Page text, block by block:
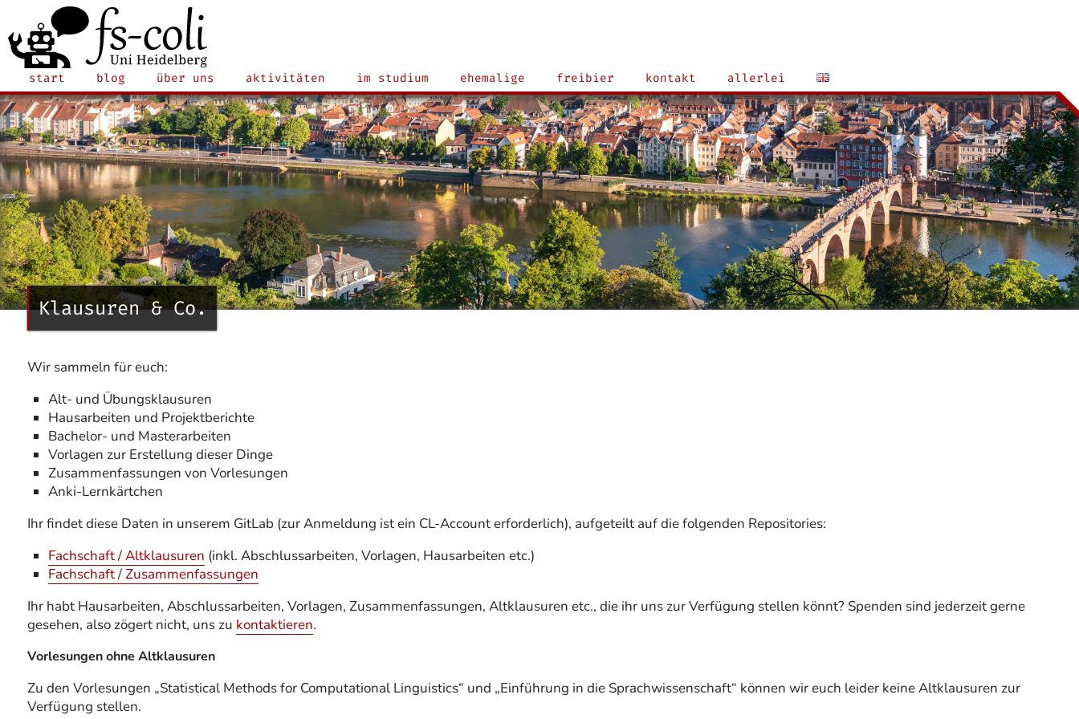
start blog über uns aktivitäten im studium ehemalige freibier kontakt allerlei
Klausuren & Co.
Wir sammeln für euch:
Alt- und Übungsklausuren
Hausarbeiten und Projektberichte
Bachelor- und Masterarbeiten
Vorlagen zur Erstellung dieser Dinge
Zusammenfassungen von Vorlesungen
Anki-Lernkärtchen
Ihr findet diese Daten in unserem GitLab (zur Anmeldung ist ein CL-Account erforderlich), aufgeteilt auf die folgenden Repositories:
Fachschaft / Altklausuren (inkl. Abschlussarbeiten, Vorlagen, Hausarbeiten etc.)
Fachschaft / Zusammenfassungen
Ihr habt Hausarbeiten, Abschlussarbeiten, Vorlagen, Zusammenfassungen, Altklausuren etc., die ihr uns zur Verfügung stellen könnt? Spenden sind jederzeit gerne
gesehen, also zögert nicht, uns zu kontaktieren.
Vorlesungen ohne Altklausuren
Zu den Vorlesungen „Statistical Methods for Computational Linguistics“ und „Einführung in die Sprachwissenschaft“ können wir euch leider keine Altklausuren zur
Verfügung stellen.